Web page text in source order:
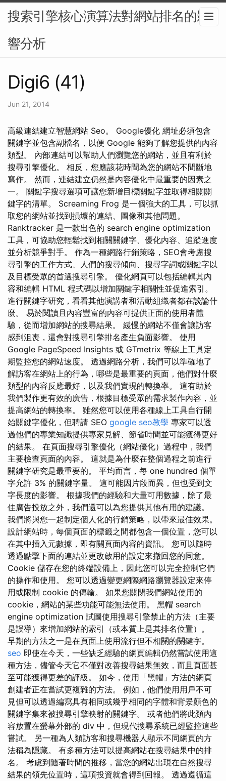
搜索引擎核心演算法對網站排名的影
響分析
Digi6 (41)
Jun 21, 2014
高級連結建立智慧網站 Seo。 Google優化 網址必須包含
關鍵字並包含副檔名，以便 Google 能夠了解您提供的內容
類型。 內部連結可以幫助人們瀏覽您的網站，並且有利於
搜尋引擎優化。 相反，您應該花時間為您的網站不間斷地
寫作。 然而，連結建立仍然是內容優化中最重要的因素之
一。 關鍵字搜尋選項可讓您新增目標關鍵字並取得相關關
鍵字的清單。 Screaming Frog 是一個強大的工具，可以抓
取您的網站並找到損壞的連結、圖像和其他問題。
Ranktracker 是一款出色的 search engine optimization
工具，可協助您輕鬆找到相關關鍵字、優化內容、追蹤進度
並分析競爭對手。 作為一種網路行銷策略，SEO會考慮搜
尋引擎的工作方式、人們的搜尋傾向、搜尋字詞或關鍵字以
及目標受眾的首選搜尋引擎。 優化網頁可以包括編輯其內
容和編輯 HTML 程式碼以增加關鍵字相關性並促進索引。
進行關鍵字研究，看看其他演講者和活動組織者都在談論什
麼。 易於閱讀且內容豐富的內容可提供正面的使用者體
驗，從而增加網站的搜尋結果。 緩慢的網站不僅會讓訪客
感到沮喪，還會對搜尋引擎排名產生負面影響。 使用
Google PageSpeed Insights 或 GTmetrix 等線上工具定
期監控您的網站速度。 透過網路分析，我們可以準確地了
解訪客在網站上的行為，哪些是最重要的頁面，他們對什麼
類型的內容反應最好，以及我們實現的轉換率。 這有助於
我們製作更有效的廣告，根據目標受眾的需求製作內容，並
提高網站的轉換率。 雖然您可以使用各種線上工具自行開
始關鍵字優化，但聘請 SEO google seo教學 專家可以透
過他們的專業知識提供專家見解、節省時間並可能獲得更好
的結果。 在頁面搜尋引擎優化（網站優化）過程中，我們
主要檢查頁面的內容。 這就是為什麼在整個過程之前進行
關鍵字研究是最重要的。 平均而言，每 one hundred 個單
字允許 3% 的關鍵字量。 這可能因片段而異，但也受到文
字長度的影響。 根據我們的經驗和大量可用數據，除了最
佳廣告投放之外，我們還可以為您提供其他有用的建議。
我們將與您一起制定個人化的行銷策略，以帶來最佳效果。
設計網站時，每個頁面的標籤之間都包含一個位置，您可以
在其中插入元數據，即有關頁面內容的資訊。 您可以隨時
透過點擊下面的連結並更改啟用的設定來撤回您的同意。
Cookie 儲存在您的終端設備上，因此您可以完全控制它們
的操作和使用。 您可以透過變更網際網路瀏覽器設定來停
用或限制 cookie 的傳輸。 如果您關閉我們網站使用的
cookie，網站的某些功能可能無法使用。 黑帽 search
engine optimization 試圖使用搜尋引擎禁止的方法（主要
是誤導）來增加網站的索引（或本質上是其排名位置）。
早期的方法之一是在頁面上使用流行但不相關的關鍵字。
seo 即使在今天，一些缺乏經驗的網頁編輯仍然嘗試使用這
種方法，儘管今天它不僅對改善搜尋結果無效，而且頁面甚
至可能獲得更差的評級。 如今，使用「黑帽」方法的網頁
創建者正在嘗試更複雜的方法。 例如，他們使用用戶不可
見但可以透過編寫具有相同或幾乎相同的字體和背景顏色的
關鍵字集來被搜尋引擎映射的關鍵字。 或者他們將此類內
容放置在螢幕外部的 div 中，但現代搜尋系統已經監控這些
嘗試。 另一種為人類訪客和搜尋機器人顯示不同網頁的方
法稱為隱藏。 有多種方法可以提高網站在搜尋結果中的排
名。 考慮到隨著時間的推移，當您的網站出現在自然搜尋
結果的領先位置時，這項投資就會得到回報。 透過遵循這